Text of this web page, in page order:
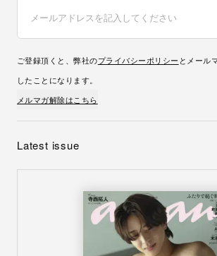
ご登録頂くと、弊社のプライバシーポリシー とメール
したことになります。
メルマガ解除はこちら
Latest issue